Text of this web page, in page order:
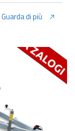
Guarda di più